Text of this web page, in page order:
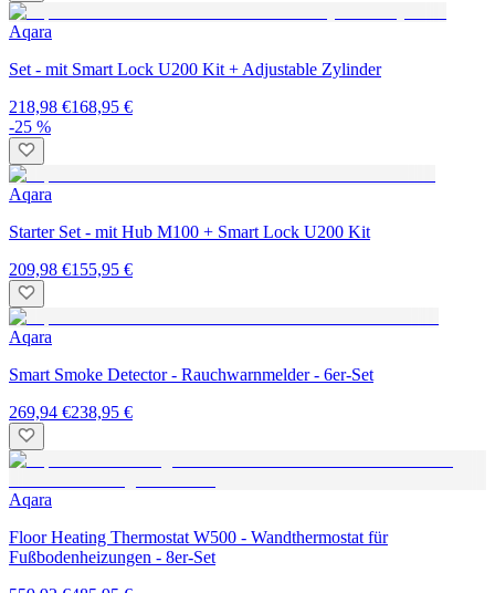
Aqara
Set - mit Smart Lock U200 Kit + Adjustable Zylinder
218,98 €168,95 €
-25 %
Aqara
Starter Set - mit Hub M100 + Smart Lock U200 Kit
209,98 €155,95 €
Aqara
Smart Smoke Detector - Rauchwarnmelder - 6er-Set
269,94 €238,95 €
Aqara
Floor Heating Thermostat W500 - Wandthermostat für
Fußbodenheizungen - 8er-Set